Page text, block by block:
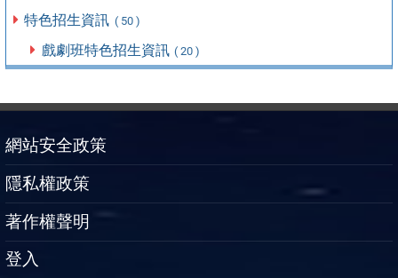
特色招生資訊 ( 50 )
戲劇班特色招生資訊 ( 20 )
網站安全政策
隱私權政策
著作權聲明
登入